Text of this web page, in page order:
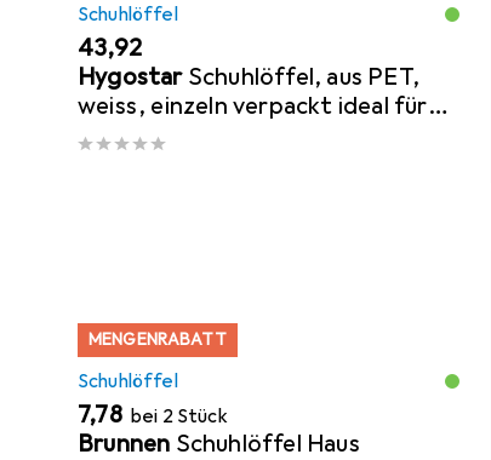
Schuhlöffel
EUR
43,92
Hygostar Schuhlöffel, aus PET,
weiss, einzeln verpackt ideal für
Hotels, ergonomische Form für
MENGENRABATT
Schuhlöffel
EUR
7,78 bei 2 Stück
Brunnen Schuhlöffel Haus